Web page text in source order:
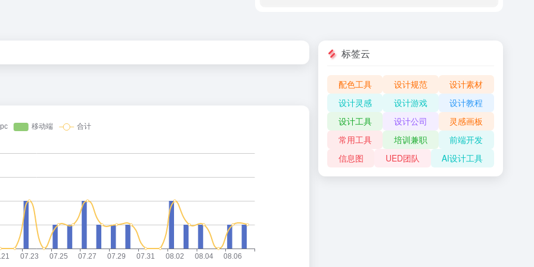
标签云
配色工具 设计规范
设计素材
设计灵感
设计游戏
设计教程
设计工具
设计公司
灵感画板
常用工具
培训兼职
前端开发
信息图
UED团队 AI设计工具